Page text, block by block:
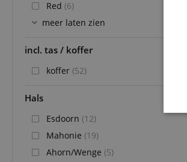
Red (6)
meer laten zien
incl. tas / koffer
koffer (52)
Hals
Esdoorn (12)
Mahonie (19)
Ahorn/Wenge (5)